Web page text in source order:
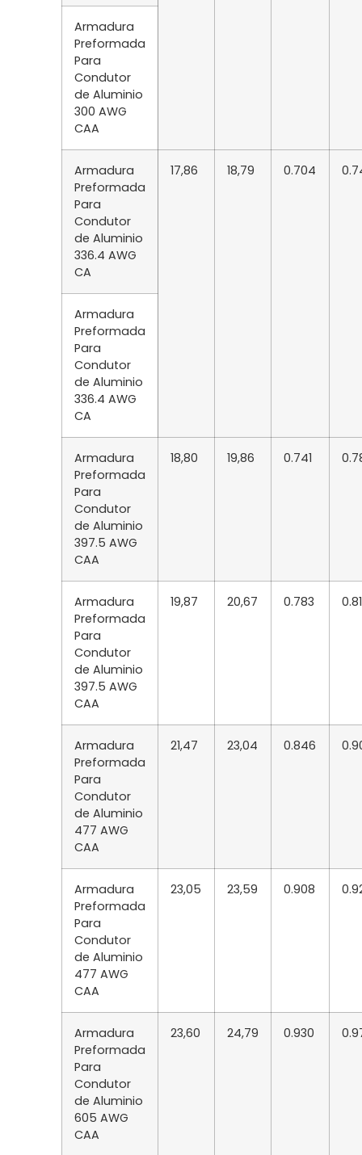
Armadura
Preformada
Para
Condutor
de Aluminio
300 AWG
CAA
Armadura
Preformada
Para
Condutor
de Aluminio
336.4 AWG
CA
17,86 18,79 0.704
Armadura
Preformada
Para
Condutor
de Aluminio
336.4 AWG
CA
Armadura
Preformada
Para
Condutor
de Aluminio
397.5 AWG
CAA
18,80 19,86 0.741
Armadura
Preformada
Para
Condutor
de Aluminio
397.5 AWG
CAA
19,87 20,67 0.783
Armadura
Preformada
Para
Condutor
de Aluminio
477 AWG
CAA
21,47 23,04 0.846
Armadura
Preformada
Para
Condutor
de Aluminio
477 AWG
CAA
23,05 23,59 0.908
Armadura
Preformada
Para
Condutor
de Aluminio
605 AWG
CAA
23,60 24,79 0.930